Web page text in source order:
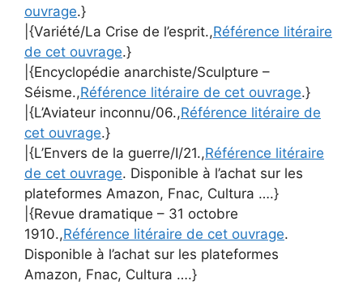
ouvrage.}
|{Variété/La Crise de l’esprit.,Référence litéraire
de cet ouvrage.}
|{Encyclopédie anarchiste/Sculpture –
Séisme.,Référence litéraire de cet ouvrage.}
|{L’Aviateur inconnu/06.,Référence litéraire de
cet ouvrage.}
|{L’Envers de la guerre/I/21.,Référence litéraire
de cet ouvrage. Disponible à l’achat sur les
plateformes Amazon, Fnac, Cultura ….}
|{Revue dramatique – 31 octobre
1910.,Référence litéraire de cet ouvrage.
Disponible à l’achat sur les plateformes
Amazon, Fnac, Cultura ….}